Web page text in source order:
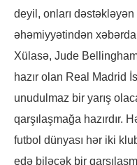
deyil, onları
əhəmiyyətindən
Xülasə, Jude
hazır olan Real Madrid
unudulmaz bir yarış
qarşılaşmağa hazırdır.
futbol dünyası hər iki
edə biləcək bir